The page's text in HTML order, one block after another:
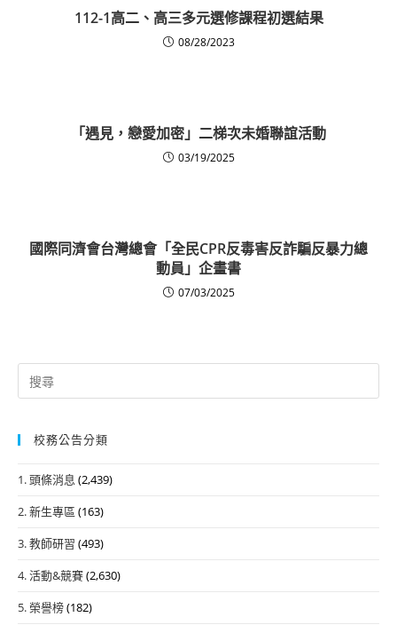
112-1高二、高三多元選修課程初選結果
08/28/2023
「遇見，戀愛加密」二梯次未婚聯誼活動
03/19/2025
國際同濟會台灣總會「全民CPR反毒害反詐騙反暴力總
動員」企畫書
07/03/2025
Search
for:
校務公告分類
1. 頭條消息 (2,439)
2. 新生專區 (163)
3. 教師研習 (493)
4. 活動&競賽(2,630)
5. 榮譽榜(182)